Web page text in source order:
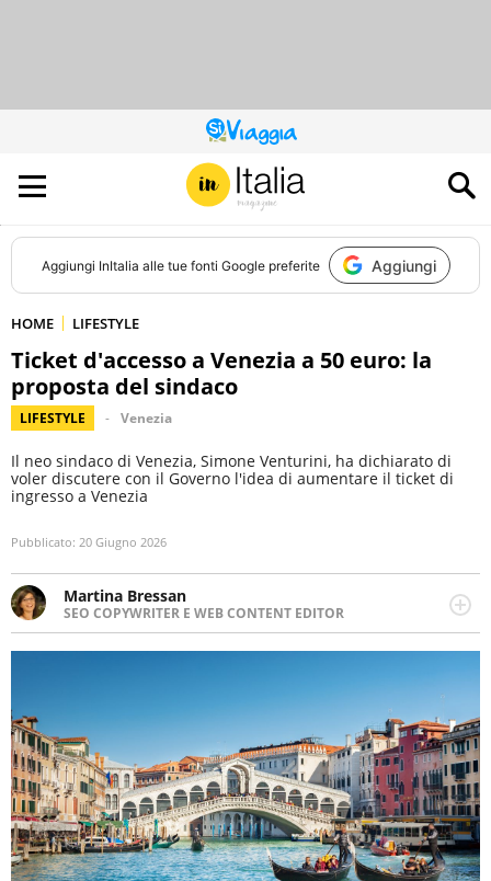
QUESTO
SITO
CONTRIBUISCE
ALL’AUDIENCE
DI
Aggiungi InItalia alle tue fonti Google preferite Aggiungi
HOME LIFESTYLE
Ticket d'accesso a Venezia a 50 euro: la
proposta del sindaco
LIFESTYLE Venezia
Il neo sindaco di Venezia, Simone Venturini, ha dichiarato di
voler discutere con il Governo l'idea di aumentare il ticket di
ingresso a Venezia
Pubblicato: 20 Giugno 2026
Martina Bressan
SEO COPYWRITER E WEB CONTENT EDITOR
Appassionata di viaggi, di trail running e di yoga, ama
scoprire nuovi posti e nuove culture. Curiosa,